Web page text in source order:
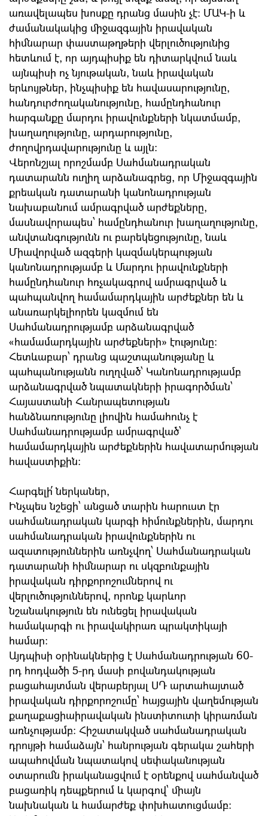
առավելապես խոսքը դրանց մասին չէ: ՄԱԿ-ի և
ժամանակակից միջազգային իրավական
հիմնարար փաստաթղթերի վերլուծությունից
հետևում է, որ այդպիսիք են դիտարկվում նաև
այնպիսի ոչ նյութական, նաև իրավական
երևույթներ, ինչպիսիք են հավասարությունը,
հանդուրժողականությունը, համընդհանուր
հարգանքը մարդու իրավունքների նկատմամբ,
խաղաղությունը, արդարությունը,
ժողովրդավարությունը և այլն:
Վերոնշյալ որոշմամբ Սահմանադրական
դատարանն ուղիղ արձանագրեց, որ Միջազգային
քրեական դատարանի կանոնադրության
նախաբանում ամրագրված արժեքները,
մասնավորապես՝ համընդհանուր խաղաղությունը,
անվտանգությունն ու բարեկեցությունը, նաև
Միավորված ազգերի կազմակերպության
կանոնադրությամբ և Մարդու իրավունքների
համընդհանուր հռչակագրով ամրագրված և
պահպանվող համամարդկային արժեքներ են և
անառարկելիորեն կազմում են
Սահմանադրությամբ արձանագրված
«համամարդկային արժեքների» էությունը:
Հետևաբար՝ դրանց պաշտպանությանը և
պահպանությանն ուղղված՝ Կանոնադրությամբ
արձանագրված նպատակների իրագործման՝
Հայաստանի Հանրապետության
հանձնառությունը լիովին համահունչ է
Սահմանադրությամբ ամրագրված՝
համամարդկային արժեքներին հավատարմության
հավաստիքին:
Հարգելի՛ ներկաներ,
Ինչպես նշեցի՝ անցած տարին հարուստ էր
սահմանադրական կարգի հիմունքներին, մարդու
սահմանադրական իրավունքներին ու
ազատություններին առնչվող՝ Սահմանադրական
դատարանի հիմնարար ու սկզբունքային
իրավական դիրքորոշումներով ու
վերլուծություններով, որոնք կարևոր
նշանակություն են ունեցել իրավական
համակարգի ու իրավակիրառ պրակտիկայի
համար:
Այդպիսի օրինակներից է Սահմանադրության 60-
րդ հոդվածի 5-րդ մասի բովանդակության
բացահայտման վերաբերյալ ՍԴ արտահայտած
իրավական դիրքորոշումը՝ հայցային վաղեմության
քաղաքացիաիրավական ինստիտուտի կիրառման
առնչությամբ: Հիշատակված սահմանադրական
դրույթի համաձայն՝ հանրության գերակա շահերի
ապահովման նպատակով սեփականության
օտարումն իրականացվում է օրենքով սահմանված
բացառիկ դեպքերում և կարգով` միայն
նախնական և համարժեք փոխհատուցմամբ: